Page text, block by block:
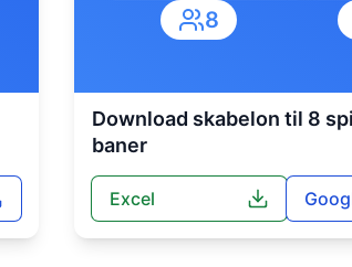
8
Download skabelon til 8
baner
Excel